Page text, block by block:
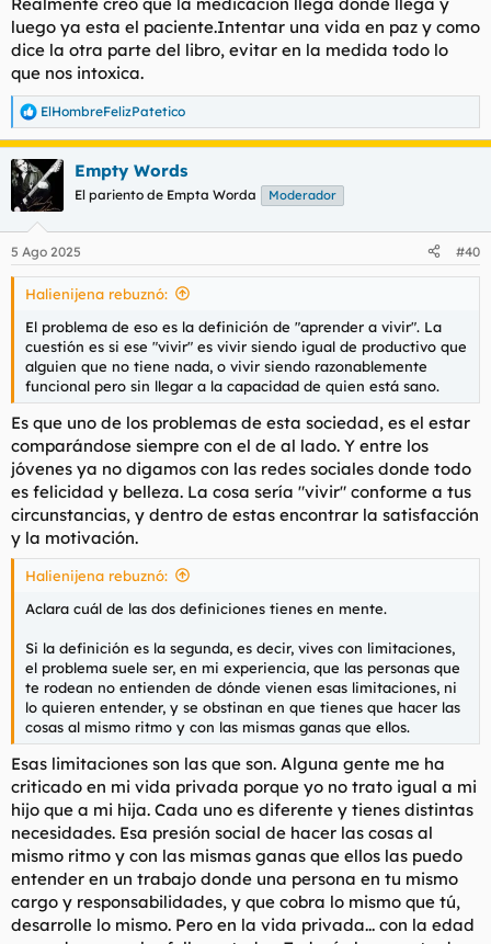
luego ya esta el paciente.Intentar una vida en paz y como
dice la otra parte del libro, evitar en la medida todo lo
que nos intoxica.
R
e
a
c
c
i
e
s
ElHombreFelizPatetico
Empty Words
El pariento de Empta Worda Moderador
5 Ago 2025 #40
Halienijena rebuznó:
El problema de eso es la definición de "aprender a vivir". La
cuestión es si ese "vivir" es vivir siendo igual de productivo que
alguien que no tiene nada, o vivir siendo razonablemente
funcional pero sin llegar a la capacidad de quien está sano.
Es que uno de los problemas de esta sociedad, es el estar
comparándose siempre con el de al lado. Y entre los
jóvenes ya no digamos con las redes sociales donde todo
es felicidad y belleza. La cosa sería "vivir" conforme a tus
circunstancias, y dentro de estas encontrar la satisfacción
y la motivación.
Halienijena rebuznó:
Aclara cuál de las dos definiciones tienes en mente.
Si la definición es la segunda, es decir, vives con limitaciones,
el problema suele ser, en mi experiencia, que las personas que
te rodean no entienden de dónde vienen esas limitaciones, ni
lo quieren entender, y se obstinan en que tienes que hacer las
cosas al mismo ritmo y con las mismas ganas que ellos.
Esas limitaciones son las que son. Alguna gente me ha
criticado en mi vida privada porque yo no trato igual a mi
hijo que a mi hija. Cada uno es diferente y tienes distintas
necesidades. Esa presión social de hacer las cosas al
mismo ritmo y con las mismas ganas que ellos las puedo
entender en un trabajo donde una persona en tu mismo
cargo y responsabilidades, y que cobra lo mismo que tú,
desarrolle lo mismo. Pero en la vida privada... con la edad